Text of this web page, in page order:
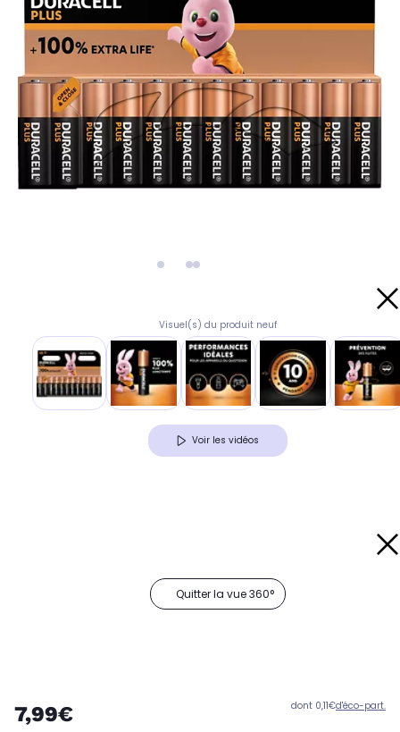
Visuel(s) du produit neuf
Voir les vidéos
Quitter la vue 360°
7,99€ dont 0,11€d'éco-part.